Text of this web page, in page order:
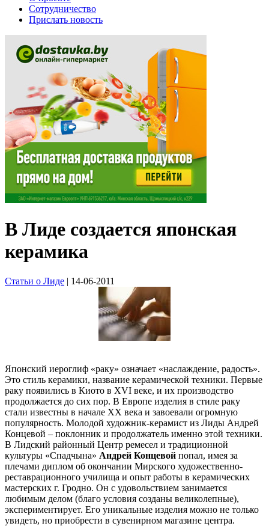
Сотрудничество
Прислать новость
В Лиде создается японская
керамика
Статьи о Лиде | 14-06-2011
Японский иероглиф «раку» означает «наслаждение, радость».
Это стиль керамики, название керамической техники. Первые
раку появились в Киото в XVI веке, и их производство
продолжается до сих пор. В Европе изделия в стиле раку
стали известны в начале XX века и завоевали огромную
популярность. Молодой художник-керамист из Лиды Андрей
Концевой – поклонник и продолжатель именно этой техники.
В Лидский районный Центр ремесел и традиционной
культуры «Спадчына» Андрей Концевой попал, имея за
плечами диплом об окончании Мирского художественно-
реставрационного училища и опыт работы в керамических
мастерских г. Гродно. Он с удовольствием занимается
любимым делом (благо условия созданы великолепные),
экспериментирует. Его уникальные изделия можно не только
увидеть, но приобрести в сувенирном магазине центра.